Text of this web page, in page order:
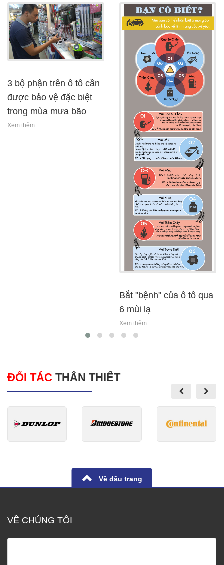
3 bộ phận trên ô tô cần
được bảo vệ đặc biệt
trong mùa mưa bão
Xem thêm
bắt "bệnh" của ô tô qua
6 mùi lạ
Xem thêm
ĐỐI TÁC THÂN THIẾT
Về đầu trang
VỀ CHÚNG TÔI